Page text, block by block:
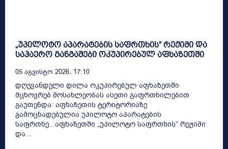
„უპილოტო აპარატების საფრთხის“ რეჟიმი და
საჰაერო განგაშები ოკუპირებულ აფხაზეთში
05 Აგვისტო 2026, 17:10
დღევანდელი დილა ოკუპირებულ აფხაზეთში
მცხოვრებ მოსახლეობას ასეთი გაფრთხილებით
გაუთენდა: აფხაზეთის ტერიტორიაზე
გამოცხადებულია უპილოტო აპარატების
საფრთხე...აფხაზეთში „უპილოტო საფრთხის“ რეჟიმი
და...